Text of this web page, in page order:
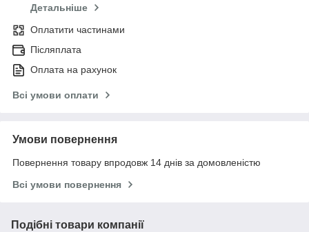
Детальніше
Оплатити частинами
Післяплата
Оплата на рахунок
Всі умови оплати
Умови повернення
Повернення товару впродовж 14 днів за домовленістю
Всі умови повернення
Подібні товари компанії